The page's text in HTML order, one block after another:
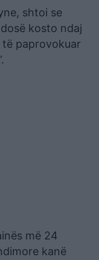
shtoi se
kosto ndaj
të paprovokuar
më 24
kanë